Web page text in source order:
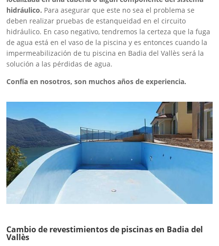
hidráulico. Para asegurar que este no sea el problema se
deben realizar pruebas de estanqueidad en el circuito
hidráulico. En caso negativo, tendremos la certeza que la fuga
de agua está en el vaso de la piscina y es entonces cuando la
impermeabilización de tu piscina en Badia del Vallès será la
solución a las pérdidas de agua.
Confía en nosotros, son muchos años de experiencia.
Cambio de revestimientos de piscinas en Badia del
Vallès